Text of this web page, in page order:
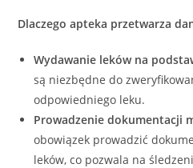
Dlaczego apteka przetwarza
Wydawanie leków na
są niezbędne do
odpowiedniego leku.
Prowadzenie dokumentacji
obowiązek prowadzić
leków, co pozwala na